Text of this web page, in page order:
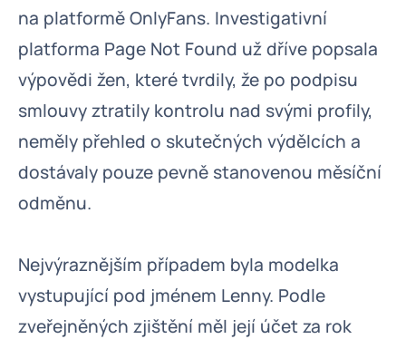
na platformě OnlyFans. Investigativní
platforma Page Not Found už dříve popsala
výpovědi žen, které tvrdily, že po podpisu
smlouvy ztratily kontrolu nad svými profily,
neměly přehled o skutečných výdělcích a
dostávaly pouze pevně stanovenou měsíční
odměnu.
Nejvýraznějším případem byla modelka
vystupující pod jménem Lenny. Podle
zveřejněných zjištění měl její účet za rok